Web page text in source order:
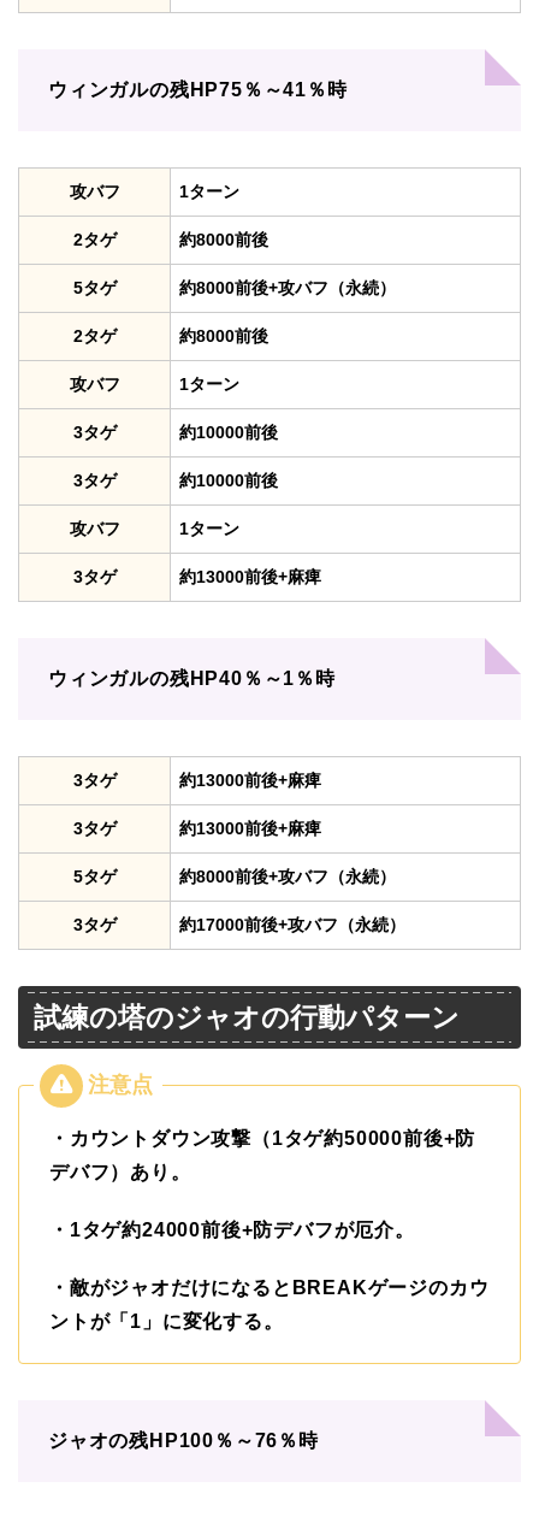
ウィンガルの残HP75％～41％時
攻バフ 1ターン
2タゲ 約8000前後
5タゲ 約8000前後+攻バフ（永続）
2タゲ 約8000前後
攻バフ 1ターン
3タゲ 約10000前後
3タゲ 約10000前後
攻バフ 1ターン
3タゲ 約13000前後+麻痺
ウィンガルの残HP40％～1％時
3タゲ 約13000前後+麻痺
3タゲ 約13000前後+麻痺
5タゲ 約8000前後+攻バフ（永続）
3タゲ 約17000前後+攻バフ（永続）
試練の塔のジャオの行動パターン
・カウントダウン攻撃（1タゲ約50000前後+防
デバフ）あり。
・1タゲ約24000前後+防デバフが厄介。
・敵がジャオだけになるとBREAKゲージのカウ
ントが「1」に変化する。
ジャオの残HP100％～76％時